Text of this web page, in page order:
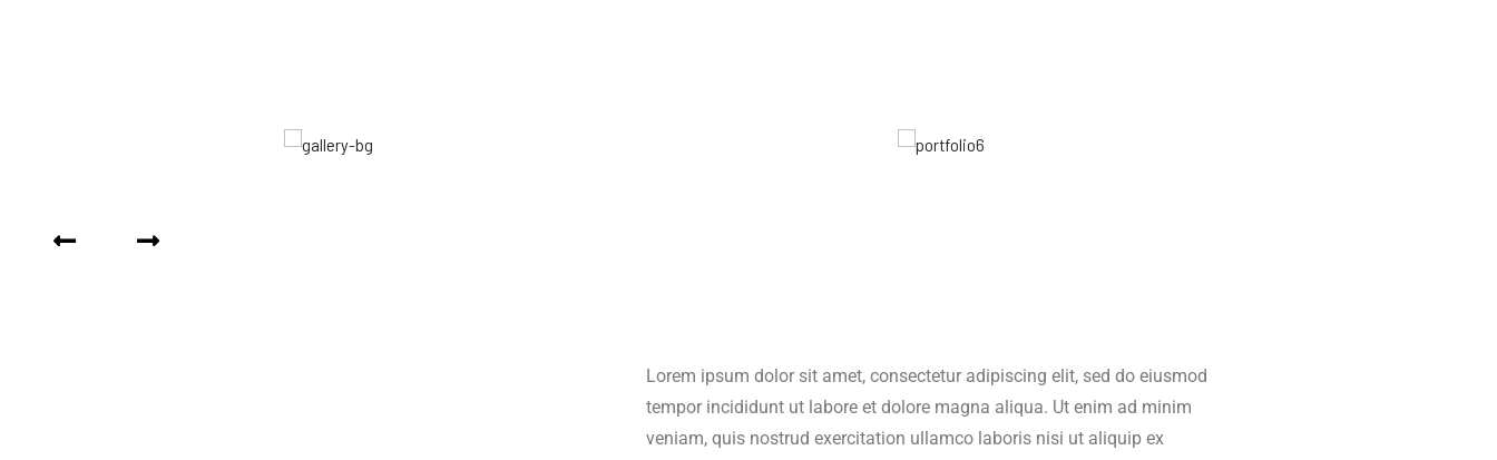
Lorem ipsum dolor sit amet, consectetur adipiscing elit, sed do eiusmod
tempor incididunt ut labore et dolore magna aliqua. Ut enim ad minim
veniam, quis nostrud exercitation ullamco laboris nisi ut aliquip ex